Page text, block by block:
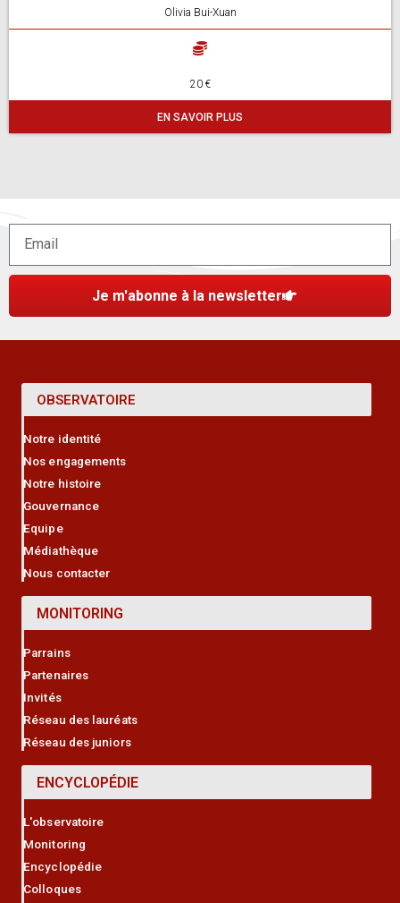
Olivia Bui-Xuan
20 €
EN SAVOIR PLUS
Je m'abonne à la newsletter
OBSERVATOIRE
Notre identité
Nos engagements
Notre histoire
Gouvernance
Equipe
Médiathèque
Nous contacter
MONITORING
Parrains
Partenaires
Invités
Réseau des lauréats
Réseau des juniors
ENCYCLOPÉDIE
L'observatoire
Monitoring
Encyclopédie
Colloques